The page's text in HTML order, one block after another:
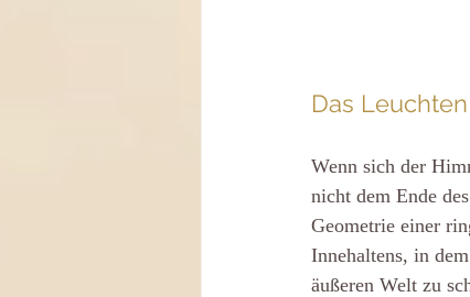
Das
Wenn sich der
nicht dem Ende
Geometrie einer
Innehaltens, in
äußeren Welt zu